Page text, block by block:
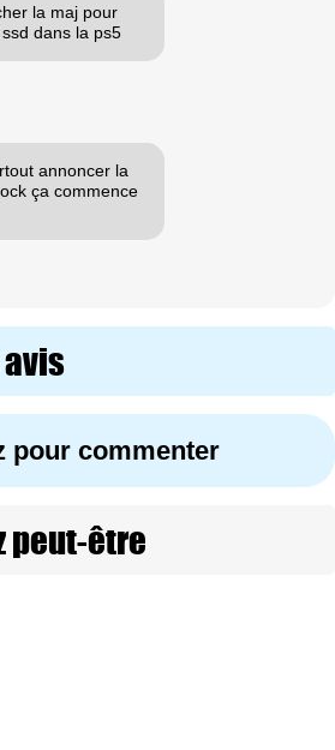
la maj pour
dans la ps5
annoncer la
ça commence
pour commenter
peut-être